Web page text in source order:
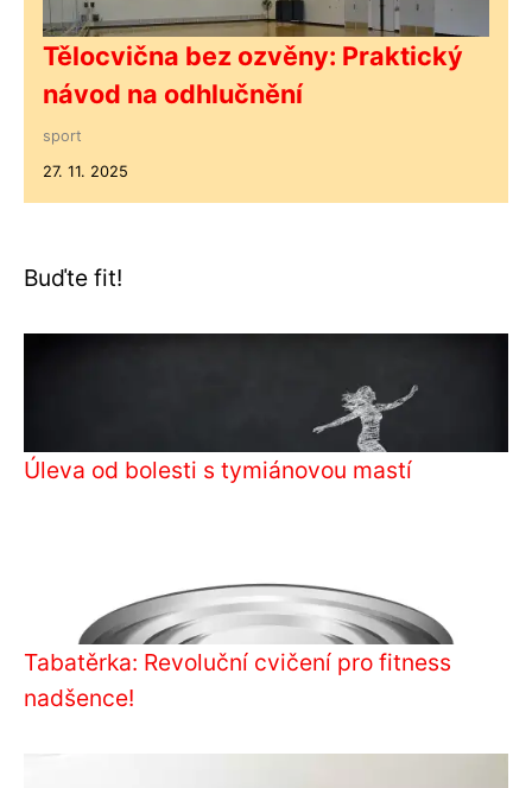
Tělocvična bez ozvěny: Praktický
návod na odhlučnění
sport
27. 11. 2025
Buďte fit!
Úleva od bolesti s tymiánovou mastí
Tabatěrka: Revoluční cvičení pro fitness
nadšence!